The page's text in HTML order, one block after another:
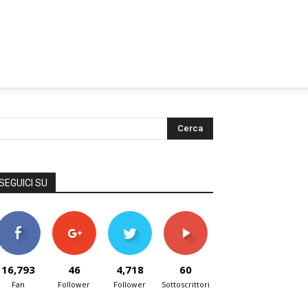
SU
16,793
Fan
46
Follower
4,718
Follower
60
Sottoscrittori